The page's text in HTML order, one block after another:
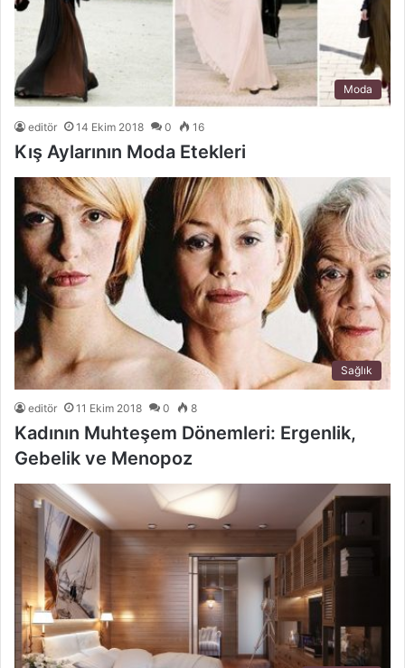
Moda
editör 14 Ekim 2018 0 16
Kış Aylarının Moda Etekleri
Sağlık
editör 11 Ekim 2018 0 8
Kadının Muhteşem Dönemleri: Ergenlik,
Gebelik ve Menopoz